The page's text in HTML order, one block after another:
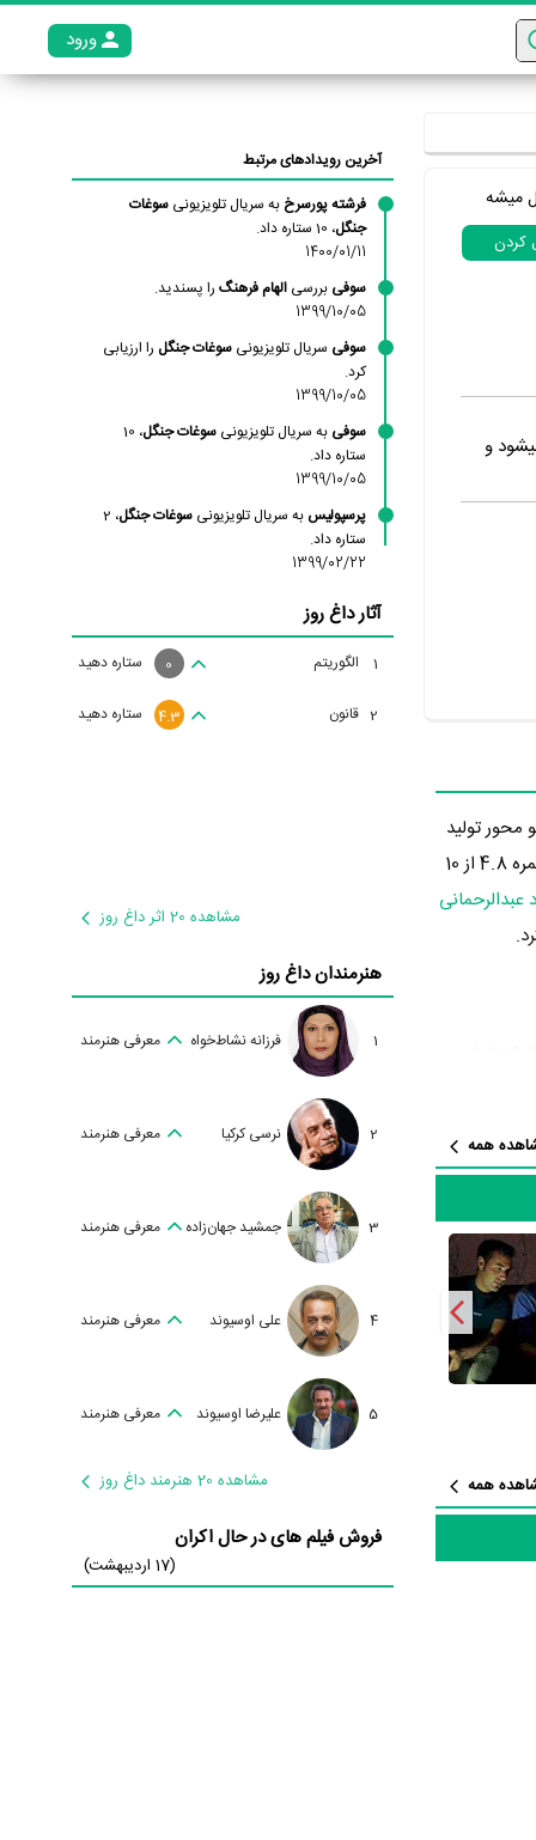
ورود
میشه
کردن
و
و گو محور تولید
نمره 4.8 از 10
در
است.
آثار
همه
همه
آخرین رویدادهای مرتبط
فرشته پورسرخ به سریال تلویزیونی سوغات
جنگل، 10 ستاره داد.
1400/01/11
سوفی بررسی الهام فرهنگرا پسندید.
1399/10/05
سوفی سریال تلویزیونی سوغات جنگل را ارزیابی
کرد.
1399/10/05
سوفی به سریال تلویزیونی سوغات جنگل ، 10
ستاره داد.
1399/10/05
پرسپولیس به سریال تلویزیونی سوغات جنگل ، 2
ستاره داد.
1399/02/22
آثار داغ روز
1 الگوریتم ستاره دهید 0
2 قانون ستاره دهید 4.3
مشاهده 20 اثر داغ روز
هنرمندان داغ روز
1 فرزانه نشاط‌خواه معرفی هنرمند
2 نرسی کرکیا معرفی هنرمند
3 جمشید جهان‌زاده معرفی هنرمند
4 علی اوسیوند معرفی هنرمند
5 علیرضا اوسیوند معرفی هنرمند
مشاهده 20 هنرمند داغ روز
فروش فیلم های در حال اکران
(17 اردیبهشت)